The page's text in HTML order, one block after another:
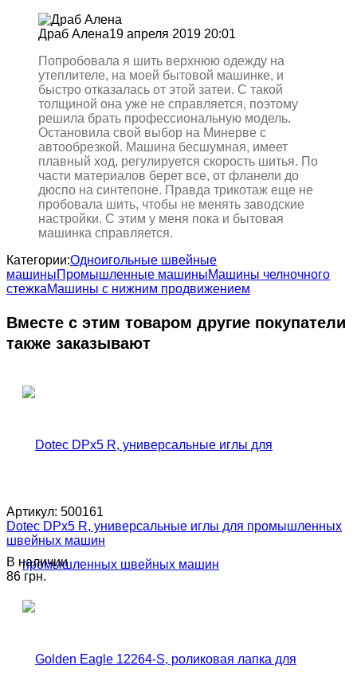
Драб Алена19 апреля 2019 20:01
Попробовала я шить верхнюю одежду на
утеплителе, на моей бытовой машинке, и
быстро отказалась от этой затеи. С такой
толщиной она уже не справляется, поэтому
решила брать профессиональную модель.
Остановила свой выбор на Минерве с
автообрезкой. Машина бесшумная, имеет
плавный ход, регулируется скорость шитья. По
части материалов берет все, от фланели до
дюспо на синтепоне. Правда трикотаж еще не
пробовала шить, чтобы не менять заводские
настройки. С этим у меня пока и бытовая
машинка справляется.
Категории:Одноигольные швейные
машиныПромышленные машиныМашины челночного
стежкаМашины с нижним продвижением
Вместе с этим товаром другие покупатели
также заказывают
Артикул: 500161
Dotec DPx5 R, универсальные иглы для промышленных
швейных машин
В наличии
86 грн.